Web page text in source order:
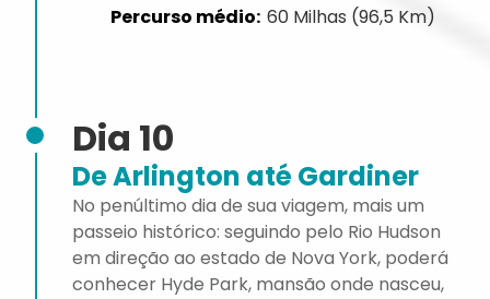
60 Milhas (96,5 Km)
Dia 10
De Arlington até Gardiner
No penúltimo dia de sua viagem, mais um
passeio histórico: seguindo pelo Rio Hudson
em direção ao estado de Nova York, poderá
conhecer Hyde Park, mansão onde nasceu,